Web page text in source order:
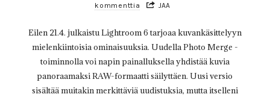
kommenttia
JAA
Eilen 21.4. julkaistu Lightroom 6 tarjoaa kuvankäsittelyyn
mielenkiintoisia ominaisuuksia. Uudella Photo Merge -
toiminnolla voi napin painalluksella yhdistää kuvia
panoraamaksi RAW-formaatti säilyttäen. Uusi versio
sisältää muitakin merkittäviä uudistuksia, mutta itselleni